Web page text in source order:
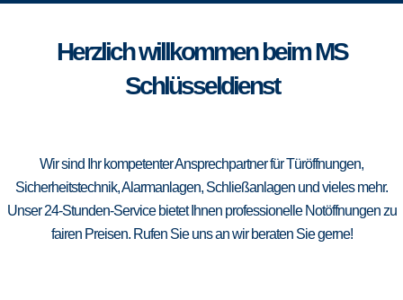
Herzlich willkommen beim MS
Schlüsseldienst
Wir sind Ihr kompetenter Ansprechpartner für Türöffnungen,
Sicherheitstechnik, Alarmanlagen, Schließanlagen und vieles mehr.
Unser 24-Stunden-Service bietet Ihnen professionelle Notöffnungen zu
fairen Preisen. Rufen Sie uns an wir beraten Sie gerne!